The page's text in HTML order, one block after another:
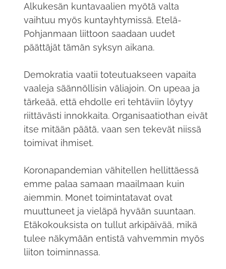
Alkukesän kuntavaalien myötä valta
vaihtuu myös kuntayhtymissä. Etelä-
Pohjanmaan liittoon saadaan uudet
päättäjät tämän syksyn aikana.
Demokratia vaatii toteutuakseen vapaita
vaaleja säännöllisin väliajoin. On upeaa ja
tärkeää, että ehdolle eri tehtäviin löytyy
riittävästi innokkaita. Organisaatiothan eivät
itse mitään päätä, vaan sen tekevät niissä
toimivat ihmiset.
Koronapandemian vähitellen hellittäessä
emme palaa samaan maailmaan kuin
aiemmin. Monet toimintatavat ovat
muuttuneet ja vieläpä hyvään suuntaan.
Etäkokouksista on tullut arkipäivää, mikä
tulee näkymään entistä vahvemmin myös
liiton toiminnassa.